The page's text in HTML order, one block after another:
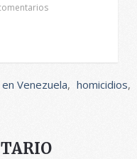
Venezuela, homicidios,